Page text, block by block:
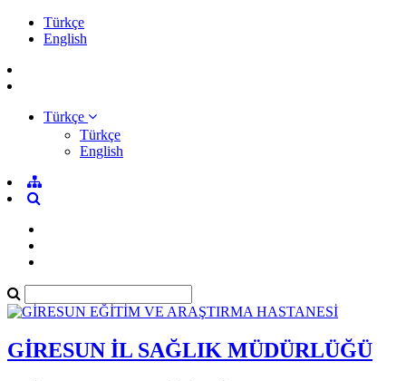
Türkçe
English
Türkçe
Türkçe
English
GİRESUN İL SAĞLIK MÜDÜRLÜĞÜ